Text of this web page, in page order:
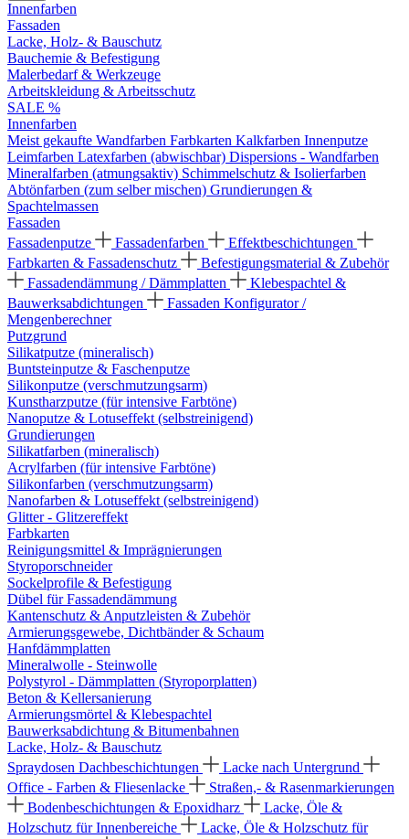
Innenfarben
Fassaden
Lacke, Holz- & Bauschutz
Bauchemie & Befestigung
Malerbedarf & Werkzeuge
Arbeitskleidung & Arbeitsschutz
SALE %
Innenfarben
Meist gekaufte Wandfarben Farbkarten Kalkfarben Innenputze
Leimfarben Latexfarben (abwischbar) Dispersions - Wandfarben
Mineralfarben (atmungsaktiv) Schimmelschutz & Isolierfarben
Abtönfarben (zum selber mischen) Grundierungen &
Spachtelmassen
Fassaden
Fassadenputze
Fassadenfarben
Effektbeschichtungen
Farbkarten & Fassadenschutz
Befestigungsmaterial & Zubehör
Fassadendämmung / Dämmplatten
Klebespachtel &
Bauwerksabdichtungen
Fassaden Konfigurator /
Mengenberechner
Putzgrund
Silikatputze (mineralisch)
Buntsteinputze & Faschenputze
Silikonputze (verschmutzungsarm)
Kunstharzputze (für intensive Farbtöne)
Nanoputze & Lotuseffekt (selbstreinigend)
Grundierungen
Silikatfarben (mineralisch)
Acrylfarben (für intensive Farbtöne)
Silikonfarben (verschmutzungsarm)
Nanofarben & Lotuseffekt (selbstreinigend)
Glitter - Glitzereffekt
Farbkarten
Reinigungsmittel & Imprägnierungen
Styroporschneider
Sockelprofile & Befestigung
Dübel für Fassadendämmung
Kantenschutz & Anputzleisten & Zubehör
Armierungsgewebe, Dichtbänder & Schaum
Hanfdämmplatten
Mineralwolle - Steinwolle
Polystyrol - Dämmplatten (Styroporplatten)
Beton & Kellersanierung
Armierungsmörtel & Klebespachtel
Bauwerksabdichtung & Bitumenbahnen
Lacke, Holz- & Bauschutz
Spraydosen Dachbeschichtungen
Lacke nach Untergrund
Office - Farben & Fliesenlacke
Straßen,- & Rasenmarkierungen
Bodenbeschichtungen & Epoxidharz
Lacke, Öle &
Holzschutz für Innenbereiche
Lacke, Öle & Holzschutz für